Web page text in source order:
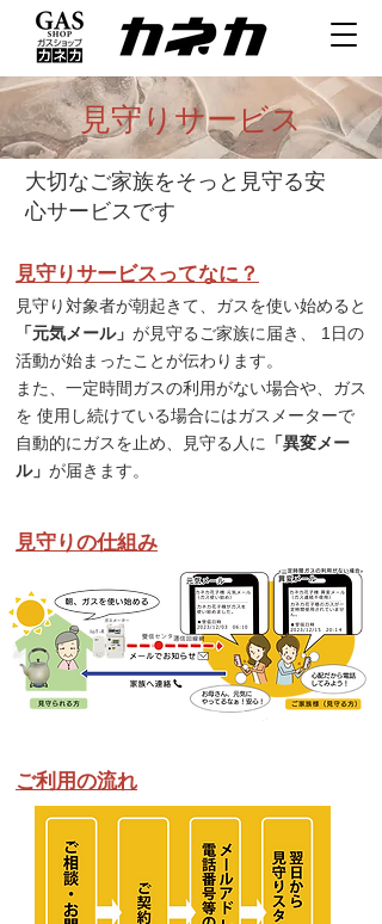
​見守りサービス
大切なご家族をそっと見守る安
心サービスです
見守りサービスってなに？
見守り対象者が朝起きて、ガスを使い始めると
「元気メール」 が見守るご家族に届き、 1日の
活動が始まったことが伝わります。
また、一定時間ガスの利用がない場合や、ガス
を 使用し続けている場合にはガスメーターで
自動的にガスを止め、見守る人に
「異変メー
ル」 が届きます。
見守りの仕組み
ご利用の流れ